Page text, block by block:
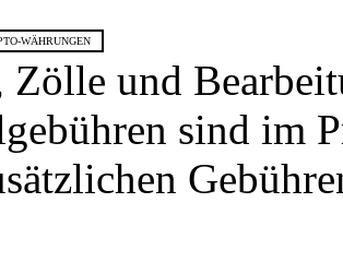
WÄHRUNGEN
Zölle und
sind im